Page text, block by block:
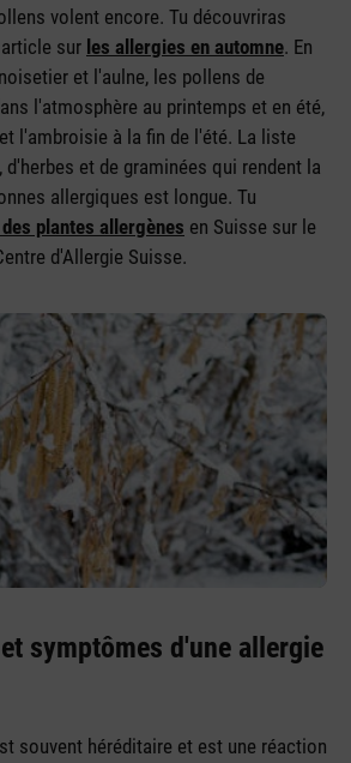
volent encore. Tu découvriras
sur les allergies en automne. En
et l'aulne, les pollens de
l'atmosphère au printemps et en été,
l'ambroisie à la fin de l'été. La liste
et de graminées qui rendent la
allergiques est longue. Tu
plantes allergènes en Suisse sur le
d'Allergie Suisse.
symptômes d'une allergie
souvent héréditaire et est une réaction